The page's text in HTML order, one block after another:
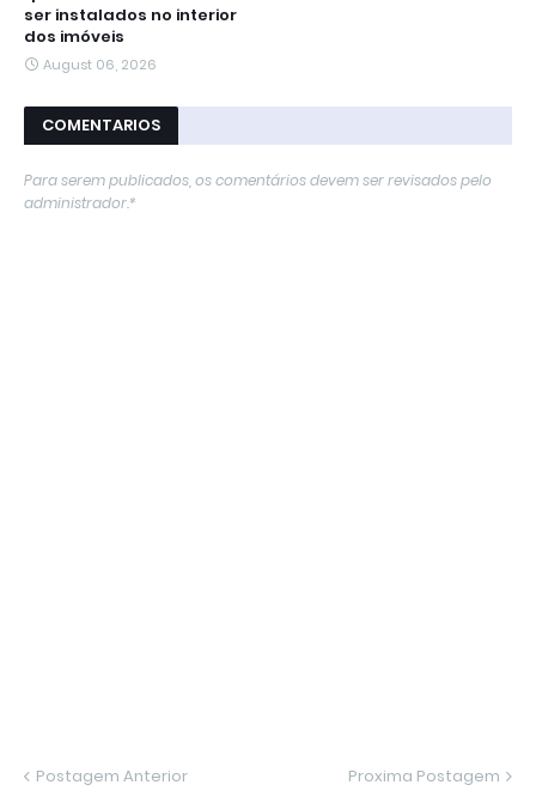
ser instalados no interior
dos imóveis
August 06, 2026
COMENTARIOS
Para serem publicados, os comentários devem ser revisados ​​pelo
administrador.*
Postagem Anterior Proxima Postagem